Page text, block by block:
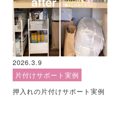
2026.3.9
片付けサポート実例
押入れの片付けサポート実例